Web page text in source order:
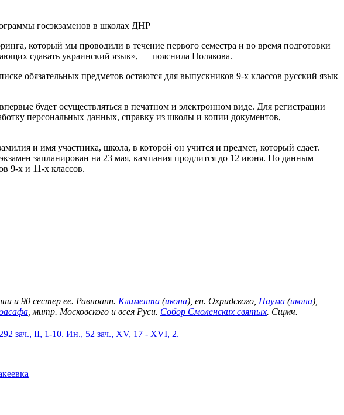
который мы проводили в течение первого семестра и во время подготовки
сдавать украинский язык», — пояснила Полякова.
обязательных предметов остаются для выпускников 9-х классов русский язык
будет осуществляться в печатном и электронном виде. Для регистрации
персональных данных, справку из школы и копии документов,
и имя участника, школа, в которой он учится и предмет, который сдает.
запланирован на 23 мая, кампания продлится до 12 июня. По данным
9-х и 11-х классов.
и 90 сестер ее. Равноапп. Климента (икона), еп. Охридского, Наума (икона),
, митр. Московского и всея Руси. Собор Смоленских святых. Сщмч.
зач., II, 1-10. Ин., 52 зач., XV, 17 - XVI, 2.